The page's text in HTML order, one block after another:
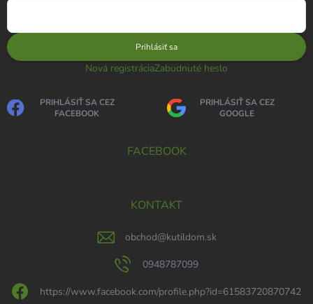
Prihlásiť sa
Nová registráciaZabudnuté heslo
PRIHLÁSIŤ SA CEZ
FACEBOOK
PRIHLÁSIŤ SA CEZ
GOOGLE
FACEBOOK
KONTAKT
obchod@kutildom.sk
0948787099
https://www.facebook.com/profile.php?id=61583720870742